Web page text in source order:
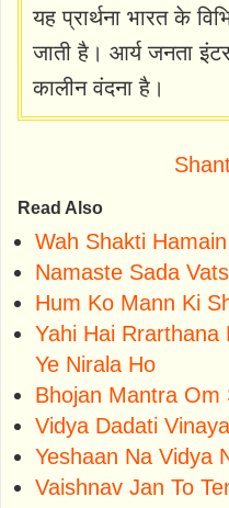
यह प्रार्थना भारत के
जाती है। आर्य जनता
कालीन वंदना है।
Read Also
Wah Shakti
Namaste Sada
Hum Ko Mann Ki
Yahi Hai Rrarthana
Ye Nirala Ho
Bhojan Mantra Om
Vidya Dadati
Yeshaan Na Vidya
Vaishnav Jan To